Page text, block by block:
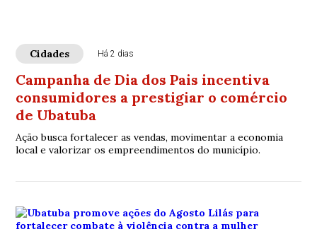
Cidades Há 2 dias
Campanha de Dia dos Pais incentiva
consumidores a prestigiar o comércio
de Ubatuba
Ação busca fortalecer as vendas, movimentar a economia
local e valorizar os empreendimentos do município.